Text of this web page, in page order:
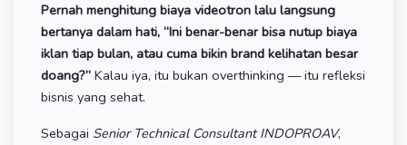
Pernah menghitung biaya videotron lalu langsung
bertanya dalam hati, “Ini benar-benar bisa nutup biaya
iklan tiap bulan, atau cuma bikin brand kelihatan besar
doang?” Kalau iya, itu bukan overthinking — itu refleksi
bisnis yang sehat.
Sebagai Senior Technical Consultant INDOPROAV,